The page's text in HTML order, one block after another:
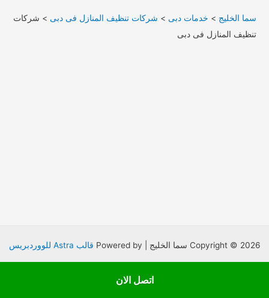
سما الخليج > خدمات دبى > شركات تنظيف المنازل فى دبى > شركات
تنظيف المنازل فى دبى
Copyright © 2026 سما الخليج | Powered by قالب Astra للووردبريس
اتصل الان